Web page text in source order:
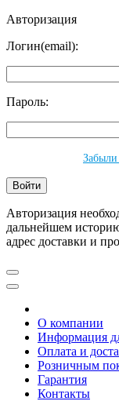
Авторизация
Логин(email):
Пароль:
Забыли
Авторизация
дальнейшем
адрес доставки и
О компании
Информация
Оплата и
Розничным
Гарантия
Контакты